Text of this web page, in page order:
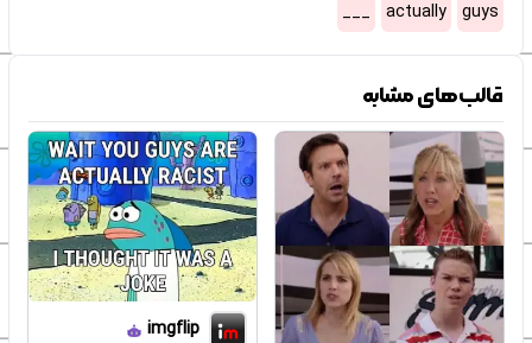
guys
actually
___
قالب‌های مشابه
imgflip